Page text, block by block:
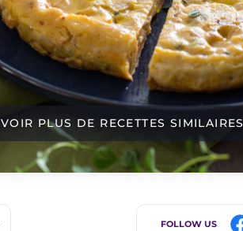
VOIR PLUS DE RECETTES SIMILAIRES
FOLLOW US